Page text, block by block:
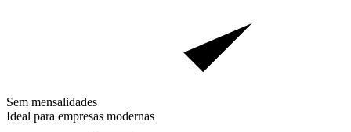
Sem mensalidades
Ideal para empresas modernas